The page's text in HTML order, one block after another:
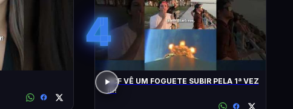
4
ACF VÊ UM FOGUETE SUBIR PELA 1ª VEZ
!!!!